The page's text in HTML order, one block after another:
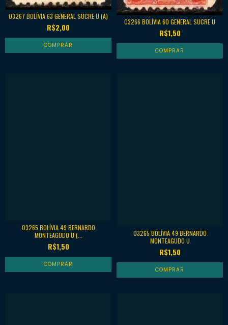
03267 BOLÍVIA 63 GENERAL SUCRE U (A)
R$2,00
03266 BOLÍVIA 60 GENERAL SUCRE U
R$1,50
03265 BOLÍVIA 49 BERNARDO
MONTEAGUDO U (...
R$1,50
03265 BOLÍVIA 49 BERNARDO
MONTEAGUDO U
R$1,50